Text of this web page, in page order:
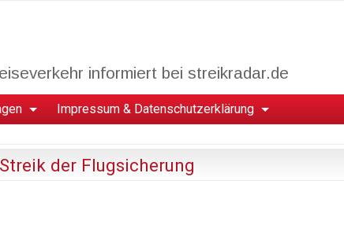
informiert bei streikradar.de
Impressum & Datenschutzerklärung
der Flugsicherung